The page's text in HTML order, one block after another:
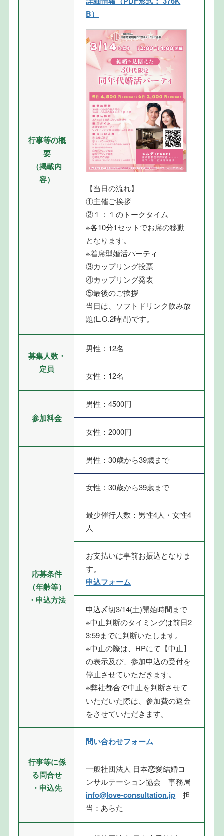
行事等の概
要
（掲載内
容）
B）
【当日の流れ】
①主催ご挨拶
②１：１のトークタイム
※各10分1セットでお席の移動
となります。
※着席型婚活パーティ
③カップリング投票
④カップリング発表
⑤最後のご挨拶
当日は、ソフトドリンク飲み放
題(L.O.2時間)です。
募集人数・
定員
男性：12名
女性：12名
参加料金
男性：4500円
女性：2000円
応募条件
（年齢等）
・申込方法
男性：30歳から39歳まで
女性：30歳から39歳まで
最少催行人数：男性4人・女性4
人
お支払いは事前お振込となりま
す。
申込フォーム
申込〆切3/14(土)開始時間まで
※中止判断のタイミングは前日2
3:59までに判断いたします。
※中止の際は、HPにて【中止】
の表示及び、参加申込の受付を
停止させていただきます。
※弊社都合で中止を判断させて
いただいた際は、参加費の返金
をさせていただきます。
行事等に係
る問合せ
・申込先
問い合わせフォーム
一般社団法人 日本恋愛結婚コ
ンサルテーション協会 事務局
info@love-consultation.jp 担
当：あらた